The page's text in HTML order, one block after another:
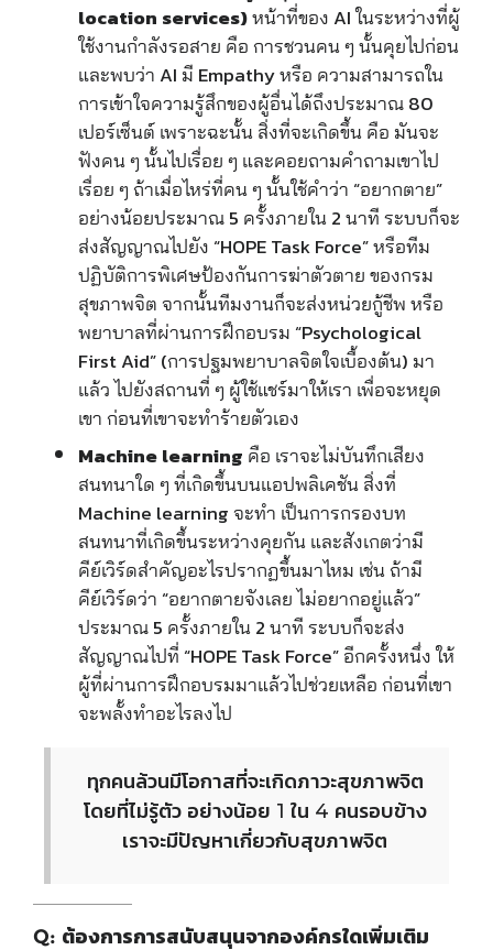
location services)หน้าที่ของ AI ในระหว่างที่ผู้
ใช้งานกำลังรอสาย คือ การชวนคน ๆ นั้นคุยไปก่อน
และพบว่า AI มี Empathy หรือ ความสามารถใน
การเข้าใจความรู้สึกของผู้อื่นได้ถึงประมาณ 80
เปอร์เซ็นต์ เพราะฉะนั้น สิ่งที่จะเกิดขึ้น คือ มันจะ
ฟังคน ๆ นั้นไปเรื่อย ๆ และคอยถามคำถามเขาไป
เรื่อย ๆ ถ้าเมื่อไหร่ที่คน ๆ นั้นใช้คำว่า “อยากตาย”
อย่างน้อยประมาณ 5 ครั้งภายใน 2 นาทีระบบก็จะ
ส่งสัญญาณไปยัง “HOPETask Force” หรือทีม
ปฏิบัติการพิเศษป้องกันการฆ่าตัวตาย ของกรม
สุขภาพจิต จากนั้นทีมงานก็จะส่งหน่วยกู้ชีพ หรือ
พยาบาลที่ผ่านการฝึกอบรม “Psychological
First Aid” (การปฐมพยาบาลจิตใจเบื้องต้น) มา
แล้ว ไปยังสถานที่ ๆ ผู้ใช้แชร์มาให้เรา เพื่อจะหยุด
เขา ก่อนที่เขาจะทำร้ายตัวเอง
Machine learning คือ เราจะไม่บันทึกเสียง
สนทนาใด ๆ ที่เกิดขึ้นบนแอปพลิเคชัน สิ่งที่
Machine learning จะทำ เป็นการกรองบท
สนทนาที่เกิดขึ้นระหว่างคุยกัน และสังเกตว่ามี
คีย์เวิร์ดสำคัญอะไรปรากฏขึ้นมาไหม เช่น ถ้ามี
คีย์เวิร์ดว่า “อยากตายจังเลย ไม่อยากอยู่แล้ว”
ประมาณ 5 ครั้งภายใน 2 นาที ระบบก็จะส่ง
สัญญาณไปที่ “HOPE Task Force” อีกครั้งหนึ่ง ให้
ผู้ที่ผ่านการฝึกอบรมมาแล้วไปช่วยเหลือ ก่อนที่เขา
จะพลั้งทำอะไรลงไป
ทุกคนล้วนมีโอกาสที่จะเกิดภาวะสุขภาพจิต
โดยที่ไม่รู้ตัว อย่างน้อย 1 ใน 4 คนรอบข้าง
เราจะมีปัญหาเกี่ยวกับสุขภาพจิต
Q: ต้องการการสนับสนุนจากองค์กรใดเพิ่มเติม